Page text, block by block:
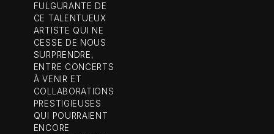
FULGURANTE DE
CE TALENTUEUX
ARTISTE QUI NE
CESSE DE NOUS
SURPRENDRE,
ENTRE CONCERTS
À VENIR ET
COLLABORATIONS
PRESTIGIEUSES
QUI POURRAIENT
ENCORE